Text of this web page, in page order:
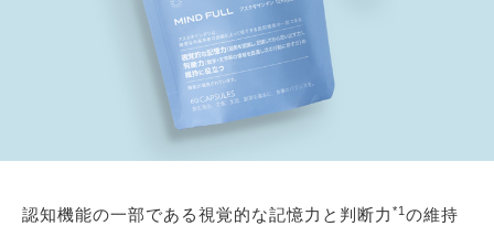
認知機能の一部である視覚的な記憶力と判断力 *1 の維持